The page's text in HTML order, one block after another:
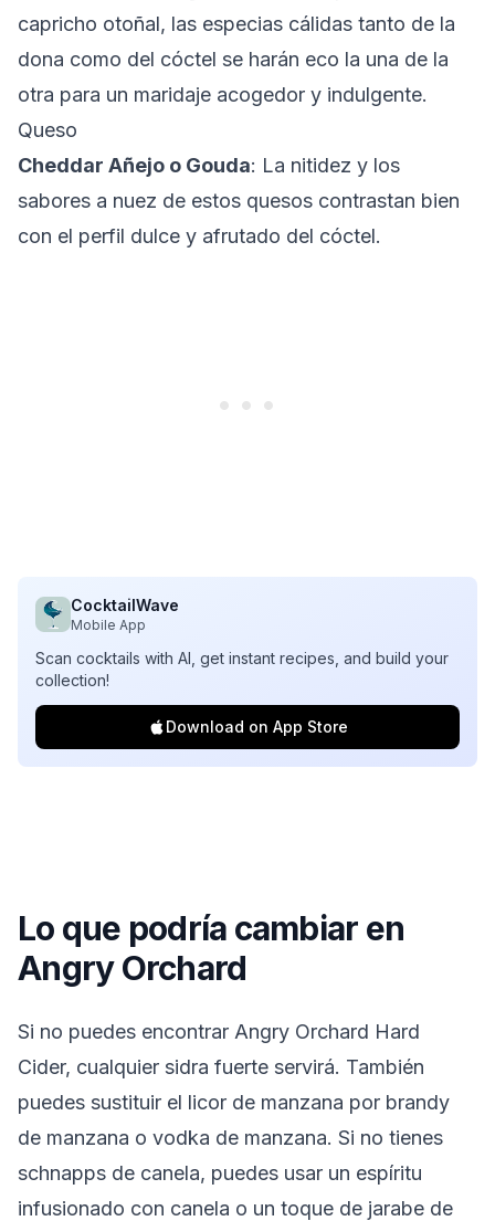
capricho otoñal, las especias cálidas tanto de la
dona como del cóctel se harán eco la una de la
otra para un maridaje acogedor y indulgente.
Queso
Cheddar Añejo o Gouda: La nitidez y los
sabores a nuez de estos quesos contrastan bien
con el perfil dulce y afrutado del cóctel.
CocktailWave
Mobile App
Scan cocktails with AI, get instant recipes, and build your
collection!
Download on App Store
Lo que podría cambiar en
Angry Orchard
Si no puedes encontrar Angry Orchard Hard
Cider, cualquier sidra fuerte servirá. También
puedes sustituir el licor de manzana por brandy
de manzana o vodka de manzana. Si no tienes
schnapps de canela, puedes usar un espíritu
infusionado con canela o un toque de jarabe de